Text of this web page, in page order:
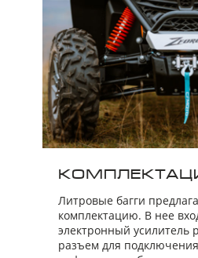
Литровые багги
комплектацию. В нее
электронный усилитель
разъем для